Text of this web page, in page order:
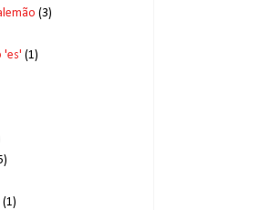
(3)
'es' (1)
(1)